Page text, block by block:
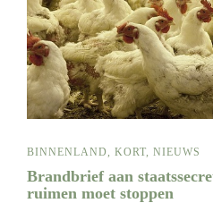
BINNENLAND KORT NIEUWS
Brandbrief aan
ruimen moet stoppen